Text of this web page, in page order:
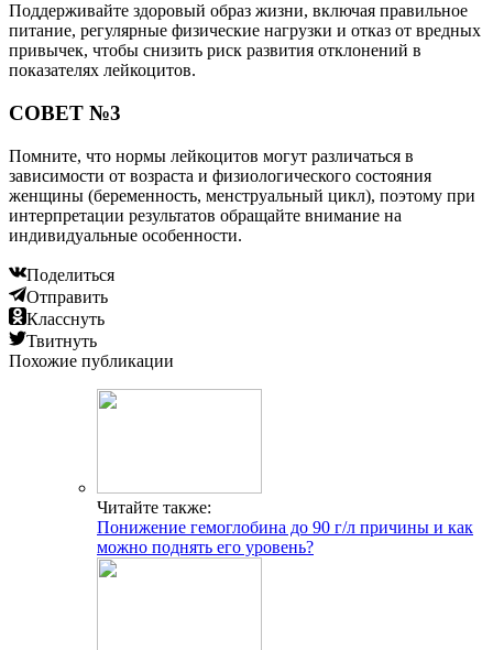
Поддерживайте здоровый образ жизни, включая правильное
питание, регулярные физические нагрузки и отказ от вредных
привычек, чтобы снизить риск развития отклонений в
показателях лейкоцитов.
СОВЕТ №3
Помните, что нормы лейкоцитов могут различаться в
зависимости от возраста и физиологического состояния
женщины (беременность, менструальный цикл), поэтому при
интерпретации результатов обращайте внимание на
индивидуальные особенности.
Поделиться
Отправить
Класснуть
Твитнуть
Похожие публикации
Читайте также:
Понижение гемоглобина до 90 г/л причины и как
можно поднять его уровень?